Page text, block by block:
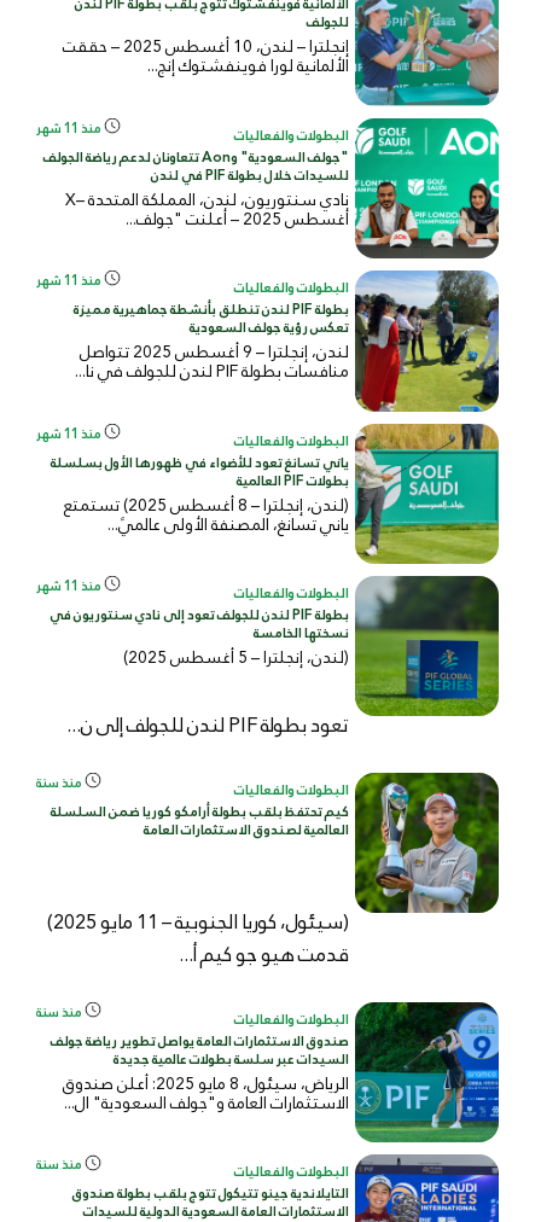
للجولف
إنجلترا – لندن، 10 أغسطس 2025 – حققت
الألمانية لورا فوينفشتوك إنج...
البطولات والفعاليات منذ 11 شهر
"جولف السعودية" وAon تتعاونان لدعم رياضة الجولف
للسيدات خلال بطولة PIF في لندن
نادي سنتوريون، لندن، المملكة المتحدة –X
أغسطس 2025 – أعلنت "جولف...
البطولات والفعاليات منذ 11 شهر
بطولة PIF لندن تنطلق بأنشطة جماهيرية مميزة
تعكس رؤية جولف السعودية
لندن، إنجلترا – 9 أغسطس 2025 تتواصل
منافسات بطولة PIF لندن للجولف في نا...
البطولات والفعاليات منذ 11 شهر
ياني تسانغ تعود للأضواء في ظهورها الأول بسلسلة
بطولات PIF العالمية
(لندن، إنجلترا – 8 أغسطس 2025) تستمتع
ياني تسانغ، المصنفة الأولى عالميً...
البطولات والفعاليات منذ 11 شهر
بطولة PIF لندن للجولف تعود إلى نادي سنتوريون في
نسختها الخامسة
(لندن، إنجلترا – 5 أغسطس 2025)
تعود بطولة PIF لندن للجولف إلى ن...
البطولات والفعاليات منذ سنة
كيم تحتفظ بلقب بطولة أرامكو كوريا ضمن السلسلة
العالمية لصندوق الاستثمارات العامة
(سيئول، كوريا الجنوبية – 11 مايو 2025)
قدمت هيو جو كيم أ...
البطولات والفعاليات منذ سنة
صندوق الاستثمارات العامة يواصل تطوير رياضة جولف
السيدات عبر سلسة بطولات عالمية جديدة
الرياض، سيئول، 8 مايو 2025: أعلن صندوق
الاستثمارات العامة و"جولف السعودية" ال...
البطولات والفعاليات منذ سنة
التايلاندية جينو تتيكول تتوج بلقب بطولة صندوق
الاستثمارات العامة السعودية الدولية للسيدات